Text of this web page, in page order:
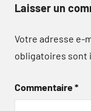
Laisser un
Votre adresse e-
obligatoires sont
Commentaire*